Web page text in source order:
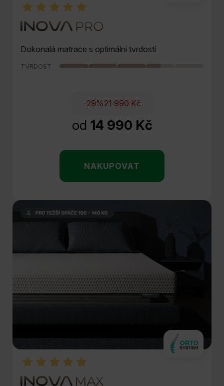
Dokonalá matrace s optimální tvrdostí
TVRDOST
-29%21 990 Kč
od 14 990 Kč
NAKUPOVAT